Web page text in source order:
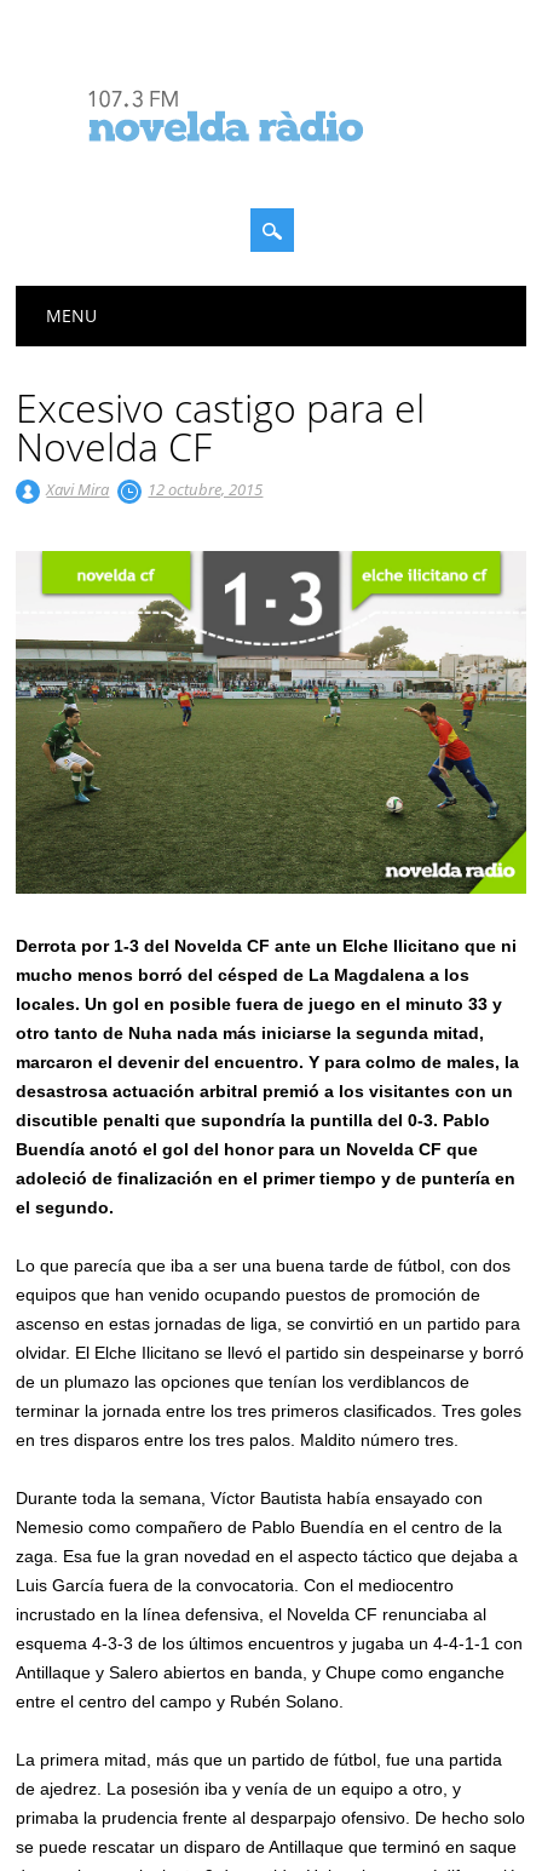
Menú principal
MENU
Excesivo castigo para el
Novelda CF
Xavi Mira 12 octubre, 2015
Derrota por 1-3 del Novelda CF ante un Elche Ilicitano que ni
mucho menos borró del césped de La Magdalena a los
locales. Un gol en posible fuera de juego en el minuto 33 y
otro tanto de Nuha nada más iniciarse la segunda mitad,
marcaron el devenir del encuentro. Y para colmo de males, la
desastrosa actuación arbitral premió a los visitantes con un
discutible penalti que supondría la puntilla del 0-3. Pablo
Buendía anotó el gol del honor para un Novelda CF que
adoleció de finalización en el primer tiempo y de puntería en
el segundo.
Lo que parecía que iba a ser una buena tarde de fútbol, con dos
equipos que han venido ocupando puestos de promoción de
ascenso en estas jornadas de liga, se convirtió en un partido para
olvidar. El Elche Ilicitano se llevó el partido sin despeinarse y borró
de un plumazo las opciones que tenían los verdiblancos de
terminar la jornada entre los tres primeros clasificados. Tres goles
en tres disparos entre los tres palos. Maldito número tres.
Durante toda la semana, Víctor Bautista había ensayado con
Nemesio como compañero de Pablo Buendía en el centro de la
zaga. Esa fue la gran novedad en el aspecto táctico que dejaba a
Luis García fuera de la convocatoria. Con el mediocentro
incrustado en la línea defensiva, el Novelda CF renunciaba al
esquema 4-3-3 de los últimos encuentros y jugaba un 4-4-1-1 con
Antillaque y Salero abiertos en banda, y Chupe como enganche
entre el centro del campo y Rubén Solano.
La primera mitad, más que un partido de fútbol, fue una partida
de ajedrez. La posesión iba y venía de un equipo a otro, y
primaba la prudencia frente al desparpajo ofensivo. De hecho solo
se puede rescatar un disparo de Antillaque que terminó en saque